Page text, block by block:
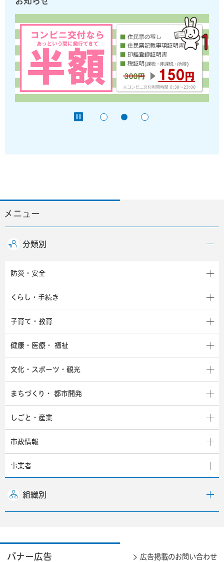
メニュー
分類別
防災・安全
くらし・手続き
子育て・教育
健康・医療・ 福祉
文化・スポーツ・観光
まちづくり・ 都市開発
しごと・産業
市政情報
事業者
組織別
バナー広告 広告掲載のお問い合わせ